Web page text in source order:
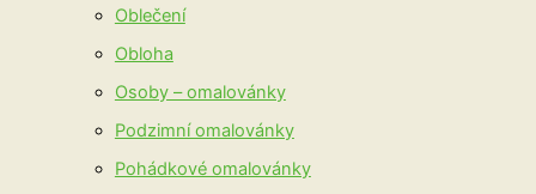
Oblečení
Obloha
Osoby – omalovánky
Podzimní omalovánky
Pohádkové omalovánky